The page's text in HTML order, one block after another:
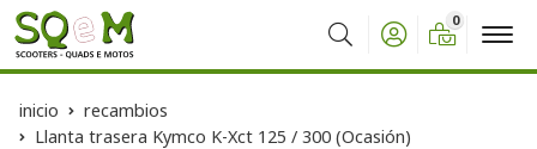
Buscar
0
inicio
recambios
Llanta trasera Kymco K-Xct 125 / 300 (Ocasión)